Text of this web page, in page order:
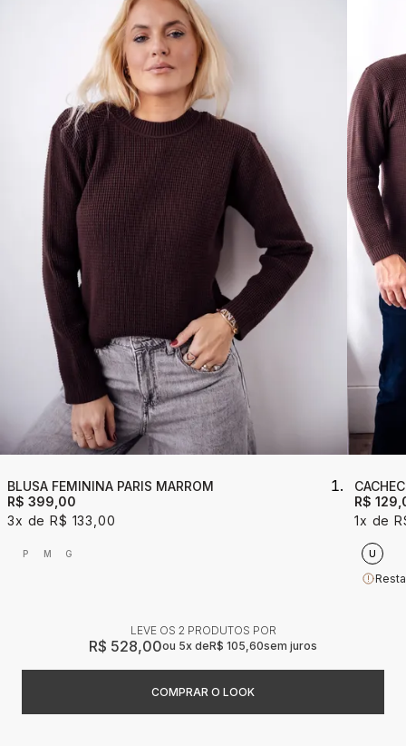
BLUSA FEMININA PARIS MARROM
R$ 399,00
3x
R$ 133,00
P M G
R$
1x
U
LEVE OS 2 PRODUTOS
R$ 528,00 5x R$ 105,60sem juros